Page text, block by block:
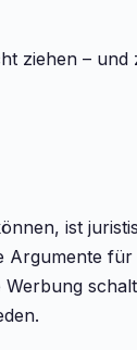
ziehen – und
ist
Argumente